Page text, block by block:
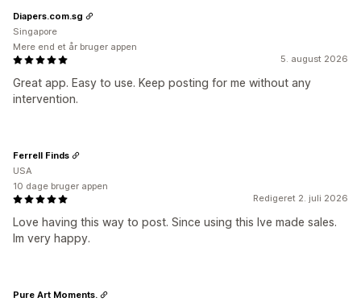
5. august 2026
Great app. Easy to use. Keep posting for me without any
intervention.
Diapers.com.sg
Singapore
Mere end et år bruger appen
Redigeret 2. juli 2026
Love having this way to post. Since using this Ive made sales.
Im very happy.
Ferrell Finds
USA
10 dage bruger appen
Pure Art Moments.